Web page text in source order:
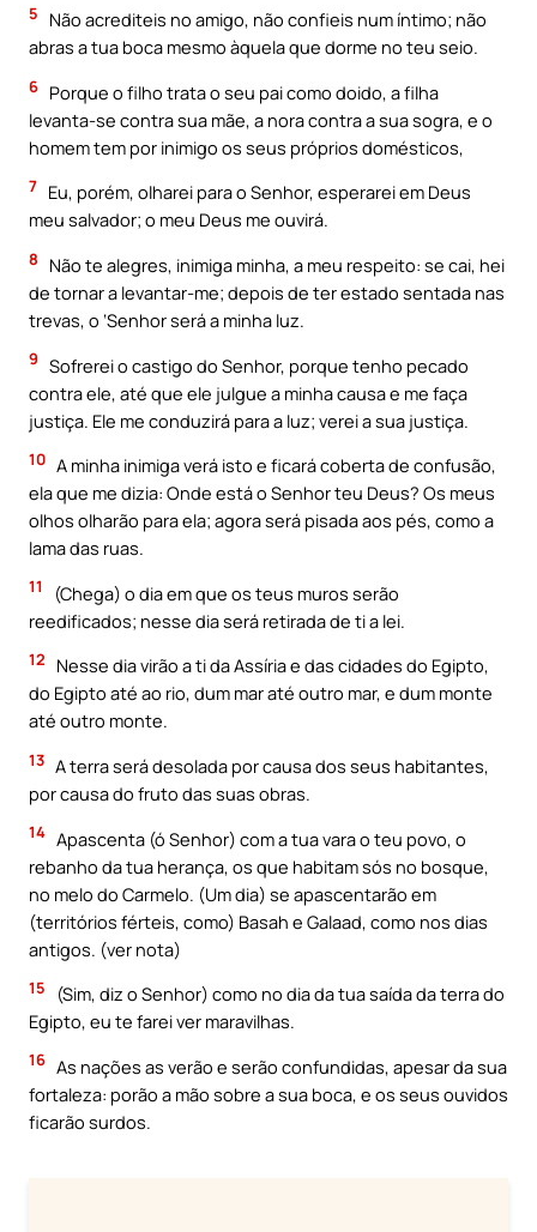
5
Não acrediteis no amigo, não confieis num íntimo; não
abras a tua boca mesmo àquela que dorme no teu seio.
6 Porque o filho trata o seu pai como doido, a filha
levanta-se contra sua mãe, a nora contra a sua sogra, e o
homem tem por inimigo os seus próprios domésticos,
7 Eu, porém, olharei para o Senhor, esperarei em Deus
meu salvador; o meu Deus me ouvirá.
8
Não te alegres, inimiga minha, a meu respeito: se cai, hei
de tornar a levantar-me; depois de ter estado sentada nas
trevas, o ‘Senhor será a minha luz.
9 Sofrerei o castigo do Senhor, porque tenho pecado
contra ele, até que ele julgue a minha causa e me faça
justiça. Ele me conduzirá para a luz; verei a sua justiça.
10 A minha inimiga verá isto e ficará coberta de confusão,
ela que me dizia: Onde está o Senhor teu Deus? Os meus
olhos olharão para ela; agora será pisada aos pés, como a
lama das ruas.
11
(Chega) o dia em que os teus muros serão
reedificados; nesse dia será retirada de ti a lei.
12
Nesse dia virão a ti da Assíria e das cidades do Egipto,
do Egipto até ao rio, dum mar até outro mar, e dum monte
até outro monte.
13 A terra será desolada por causa dos seus habitantes,
por causa do fruto das suas obras.
14 Apascenta (ó Senhor) com a tua vara o teu povo, o
rebanho da tua herança, os que habitam sós no bosque,
no melo do Carmelo. (Um dia) se apascentarão em
(territórios férteis, como) Basah e Galaad, como nos dias
antigos. (ver nota)
15
(Sim, diz o Senhor) como no dia da tua saída da terra do
Egipto, eu te farei ver maravilhas.
16 As nações as verão e serão confundidas, apesar da sua
fortaleza: porão a mão sobre a sua boca, e os seus ouvidos
ficarão surdos.